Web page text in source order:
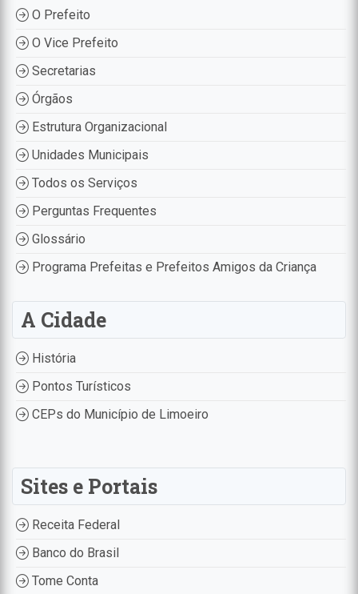
O Prefeito
O Vice Prefeito
Secretarias
Órgãos
Estrutura Organizacional
Unidades Municipais
Todos os Serviços
Perguntas Frequentes
Glossário
Programa Prefeitas e Prefeitos Amigos da Criança
A Cidade
História
Pontos Turísticos
CEPs do Município de Limoeiro
Sites e Portais
Receita Federal
Banco do Brasil
Tome Conta